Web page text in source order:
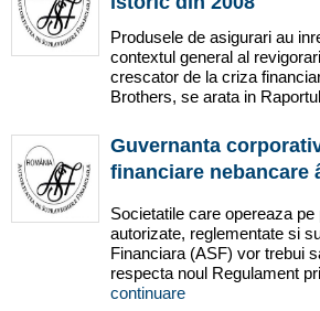
Produsele de asigurari au
contextul general al
crescator de la criza
Brothers, se arata in
Guvernanta
financiare nebancare
Societatile care opereaza
autorizate, reglementate si
Financiara (ASF) vor trebui
respecta noul Regulament
continuare